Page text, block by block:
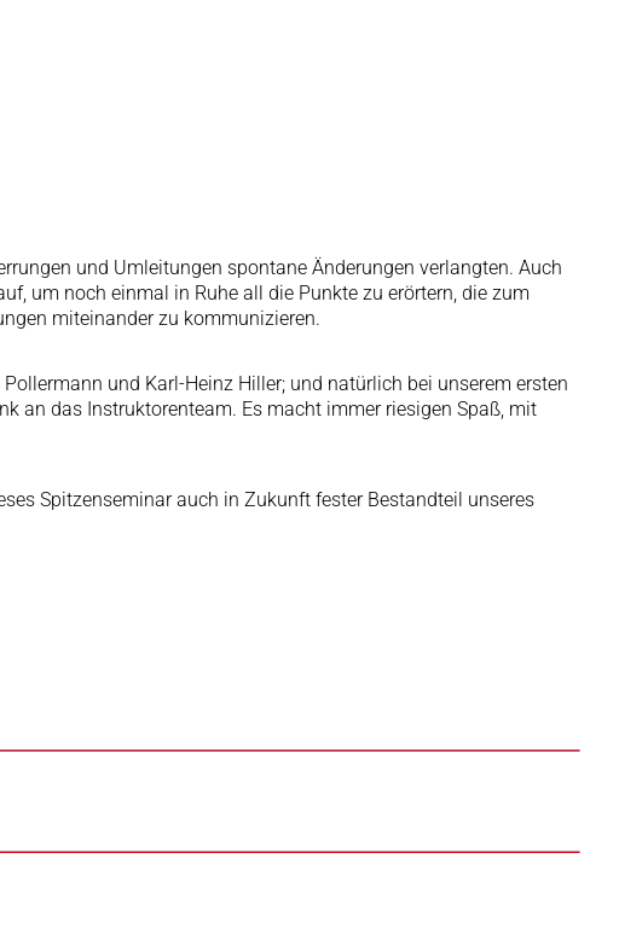
und Umleitungen spontane Änderungen verlangten. Auch
um noch einmal in Ruhe all die Punkte zu erörtern, die zum
miteinander zu kommunizieren.
und Karl-Heinz Hiller; und natürlich bei unserem ersten
an das Instruktorenteam. Es macht immer riesigen Spaß, mit
Spitzenseminar auch in Zukunft fester Bestandteil unseres